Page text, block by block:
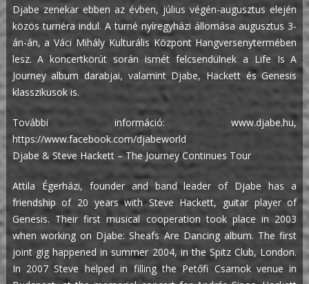
Djabe zenekar ebben az évben, július végén-augusztus elején
közös turnéra indul. A turné nyíregyházi állomása augusztus 3-
án-án, a Váci Mihály Kulturális Központ Hangversenytermében
lesz. A koncertkörút során ismét felcsendülnek a Life Is A
Journey album darabjai, valamint Djabe, Hackett és Genesis
klasszikusok is.
További információ:www.djabe.hu,
https://www.facebook.com/djabeworld
Djabe & Steve Hackett – The Journey Continues Tour
Attila Égerházi, founder and band leader of Djabe has a
friendship of 20 years with Steve Hackett, guitar player of
Genesis. Their first musical cooperation took place in 2003
when working on Djabe: Sheafs Are Dancing album. The first
joint gig happened in summer 2004, in the Spitz Club, London.
In 2007 Steve helped in filling the Petőfi Csarnok venue in